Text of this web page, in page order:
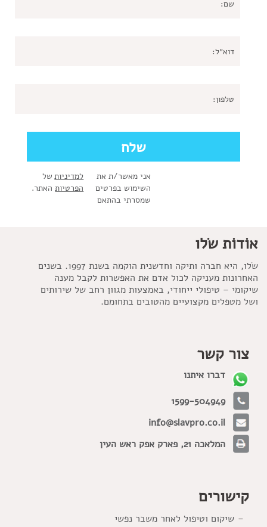
אני מאשר/ת את
השימוש בפרטים
שמסרתי בהתאם
למדיניות
הפרטיות
של
האתר.
אוֹדוֹת שׂלו
שׂלו, היא חברה ותיקה וחדשנית הוקמה בשנת 1997. בשנים
האחרונות מעניקה לכול אדם את האפשרות לקבל מענה
שיקומי – טיפולי ייחודי, באמצעות מגוון רחב של שירותים
ושל מטפלים מקצועיים מהטובים בתחומם.
צור קשר
דברו איתנו
1599-504949
info@slavpro.co.il
המלאכה 21, פארק אפק ראש העין
קישורים
שיקום וטיפול לאחר משבר נפשי